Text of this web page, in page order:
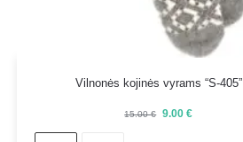
Vilnonės kojinės vyrams “S-405”
15.00€ 9.00€